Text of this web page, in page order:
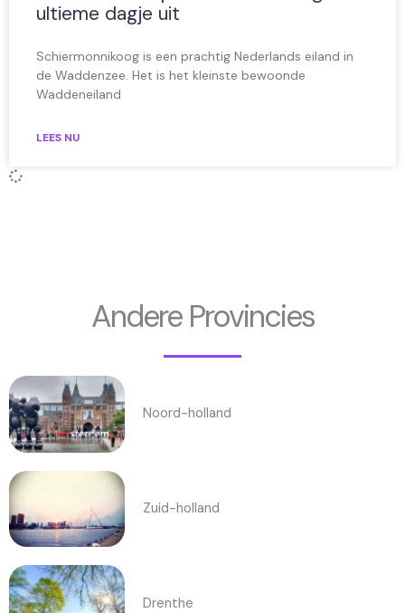
ultieme dagje uit
Schiermonnikoog is een prachtig Nederlands eiland in
de Waddenzee. Het is het kleinste bewoonde
Waddeneiland
LEES NU
Andere Provincies
Noord-holland
Zuid-holland
Drenthe